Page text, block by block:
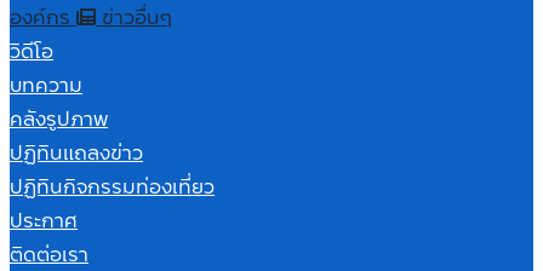
องค์กร
ข่าวอื่นๆ
วิดีโอ
บทความ
คลังรูปภาพ
ปฏิทินแถลงข่าว
ปฏิทินกิจกรรมท่องเที่ยว
ประกาศ
ติดต่อเรา